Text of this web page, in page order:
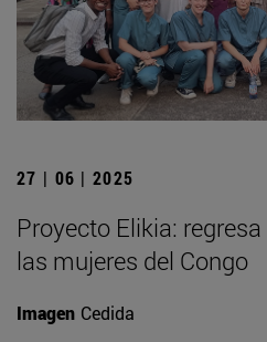
27 | 06 | 2025
Proyecto Elikia:
las mujeres del Congo
Imagen Cedida